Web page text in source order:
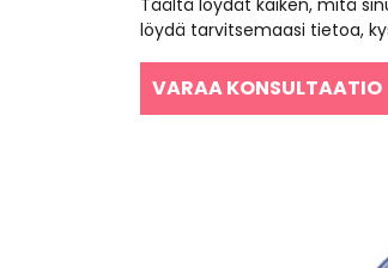
löydä tarvitsemaasi tietoa,
VARAA KONSULTAATIO